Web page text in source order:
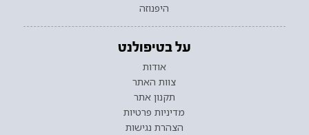
היפנוזה
על בטיפולנט
אודות
צוות האתר
תקנון אתר
מדיניות פרטיות
הצהרת נגישות